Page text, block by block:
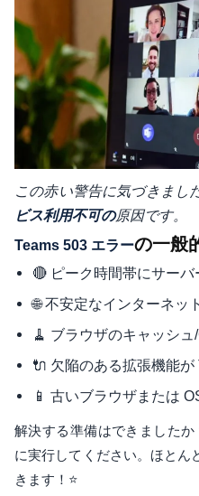
この赤い警告に気づきまし
ビス利用不可の原因です。
Teams 503 エラーの一般
🔴 ピーク時間帯にサーバ
🌐 不安定なインターネッ
🧹 ブラウザのキャッシュ
🔌 欠陥のある拡張機能が
📱 古いブラウザまたは
解決する準備はできました
に実行してください。ほとん
きます！⭐